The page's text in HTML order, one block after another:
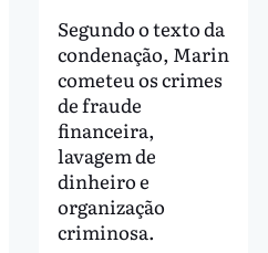
Segundo o texto da
condenação, Marin
cometeu os crimes
de fraude
financeira,
lavagem de
dinheiro e
organização
criminosa.